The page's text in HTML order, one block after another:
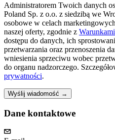
Administratorem Twoich danych
Poland Sp. z o.o. z siedzibą we
osobowe w celach
naszej oferty, zgodnie z
dostępu do danych, ich
przetwarzania oraz przenoszenia
wniesienia sprzeciwu wobec
do organu nadzorczego.
prywatności.
Wyślij wiadomość →
Dane kontaktowe